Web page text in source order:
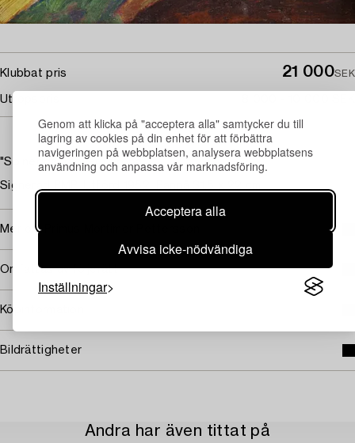
Genom att klicka på "acceptera alla" samtycker du till
lagring av cookies på din enhet för att förbättra
navigeringen på webbplatsen, analysera webbplatsens
användning och anpassa vår marknadsföring.
Acceptera alla
Avvisa icke-nödvändiga
Inställningar
Klubbat pris 21 000SEK
Utropspris
"Solnedgång över Europa"
Signerad PMP. Utförd 1952. Pannå 31,5 x 22 cm
Mer om Primus Mortimer Pettersson
Omfattas av följerätt
Köpinformation
Bildrättigheter
Andra har även tittat på